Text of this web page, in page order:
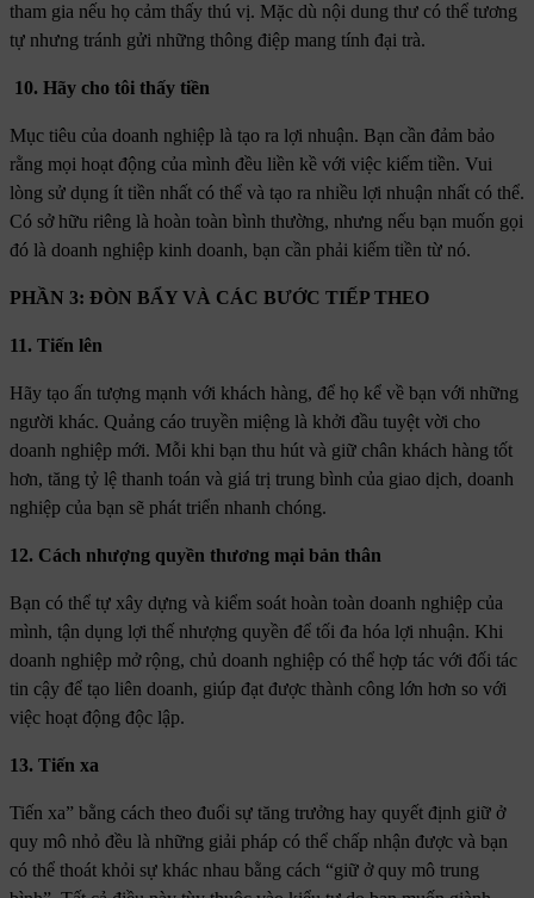
tham gia nếu họ cảm thấy thú vị. Mặc dù nội dung thư có thể tương
tự nhưng tránh gửi những thông điệp mang tính đại trà.
10. Hãy cho tôi thấy tiền
Mục tiêu của doanh nghiệp là tạo ra lợi nhuận. Bạn cần đảm bảo
rằng mọi hoạt động của mình đều liền kề với việc kiếm tiền. Vui
lòng sử dụng ít tiền nhất có thể và tạo ra nhiều lợi nhuận nhất có thể.
Có sở hữu riêng là hoàn toàn bình thường, nhưng nếu bạn muốn gọi
đó là doanh nghiệp kinh doanh, bạn cần phải kiếm tiền từ nó.
PHẦN 3: ĐÒN BẨY VÀ CÁC BƯỚC TIẾP THEO
11. Tiến lên
Hãy tạo ấn tượng mạnh với khách hàng, để họ kể về bạn với những
người khác. Quảng cáo truyền miệng là khởi đầu tuyệt vời cho
doanh nghiệp mới. Mỗi khi bạn thu hút và giữ chân khách hàng tốt
hơn, tăng tỷ lệ thanh toán và giá trị trung bình của giao dịch, doanh
nghiệp của bạn sẽ phát triển nhanh chóng.
12. Cách nhượng quyền thương mại bản thân
Bạn có thể tự xây dựng và kiểm soát hoàn toàn doanh nghiệp của
mình, tận dụng lợi thế nhượng quyền để tối đa hóa lợi nhuận. Khi
doanh nghiệp mở rộng, chủ doanh nghiệp có thể hợp tác với đối tác
tin cậy để tạo liên doanh, giúp đạt được thành công lớn hơn so với
việc hoạt động độc lập.
13. Tiến xa
Tiến xa” bằng cách theo đuổi sự tăng trưởng hay quyết định giữ ở
quy mô nhỏ đều là những giải pháp có thể chấp nhận được và bạn
có thể thoát khỏi sự khác nhau bằng cách “giữ ở quy mô trung